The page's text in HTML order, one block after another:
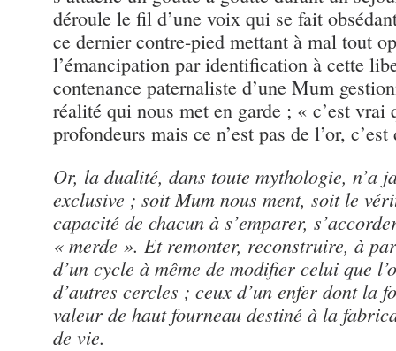
déroule le fil d’une voix qui se fait
ce dernier contre-pied mettant à mal tout
l’émancipation par identification à cette
contenance paternaliste d’une Mum
réalité qui nous met en garde ; « c’est vrai
profondeurs mais ce n’est pas de l’or,
Or, la dualité, dans toute mythologie, n’a
exclusive ; soit Mum nous ment, soit le
capacité de chacun à s’emparer,
« merde ». Et remonter, reconstruire, à
d’un cycle à même de modifier celui que
d’autres cercles ; ceux d’un enfer dont la
valeur de haut fourneau destiné à la
de vie.